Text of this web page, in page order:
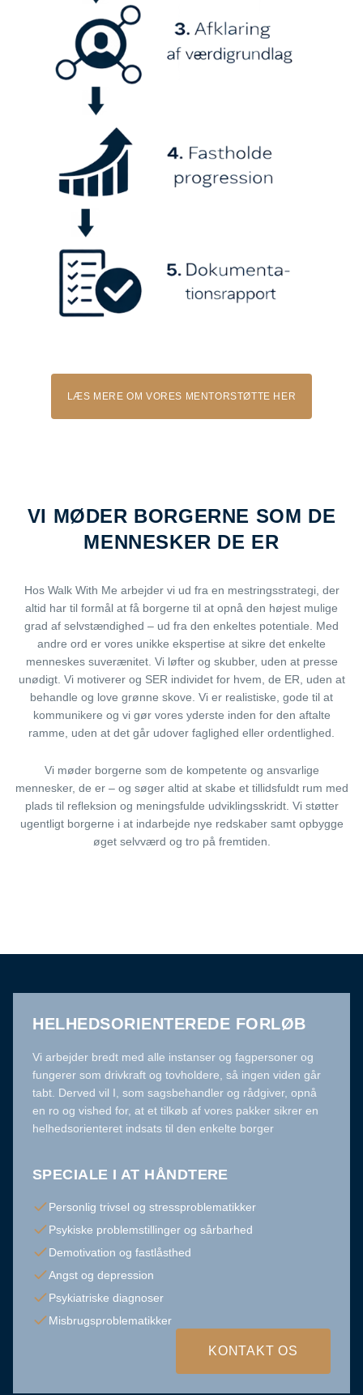
LÆS MERE OM VORES MENTORSTØTTE HER
VI MØDER BORGERNE SOM DE
MENNESKER DE ER
Hos Walk With Me arbejder vi ud fra en mestringsstrategi, der
altid har til formål at få borgerne til at opnå den højest mulige
grad af selvstændighed – ud fra den enkeltes potentiale. Med
andre ord er vores unikke ekspertise at sikre det enkelte
menneskes suverænitet. Vi løfter og skubber, uden at presse
unødigt. Vi motiverer og SER individet for hvem, de ER, uden at
behandle og love grønne skove. Vi er realistiske, gode til at
kommunikere og vi gør vores yderste inden for den aftalte
ramme, uden at det går udover faglighed eller ordentlighed.
Vi møder borgerne som de kompetente og ansvarlige
mennesker, de er – og søger altid at skabe et tillidsfuldt rum med
plads til refleksion og meningsfulde udviklingsskridt. Vi støtter
ugentligt borgerne i at indarbejde nye redskaber samt opbygge
øget selvværd og tro på fremtiden.
HELHEDSORIENTEREDE FORLØB
Vi arbejder bredt med alle instanser og fagpersoner og
fungerer som drivkraft og tovholdere, så ingen viden går
tabt. Derved vil I, som sagsbehandler og rådgiver, opnå
en ro og vished for, at et tilkøb af vores pakker sikrer en
helhedsorienteret indsats til den enkelte borger
SPECIALE I AT HÅNDTERE
Personlig trivsel og stressproblematikker
Psykiske problemstillinger og sårbarhed
Demotivation og fastlåsthed
Angst og depression
Psykiatriske diagnoser
Misbrugsproblematikker
KONTAKT OS